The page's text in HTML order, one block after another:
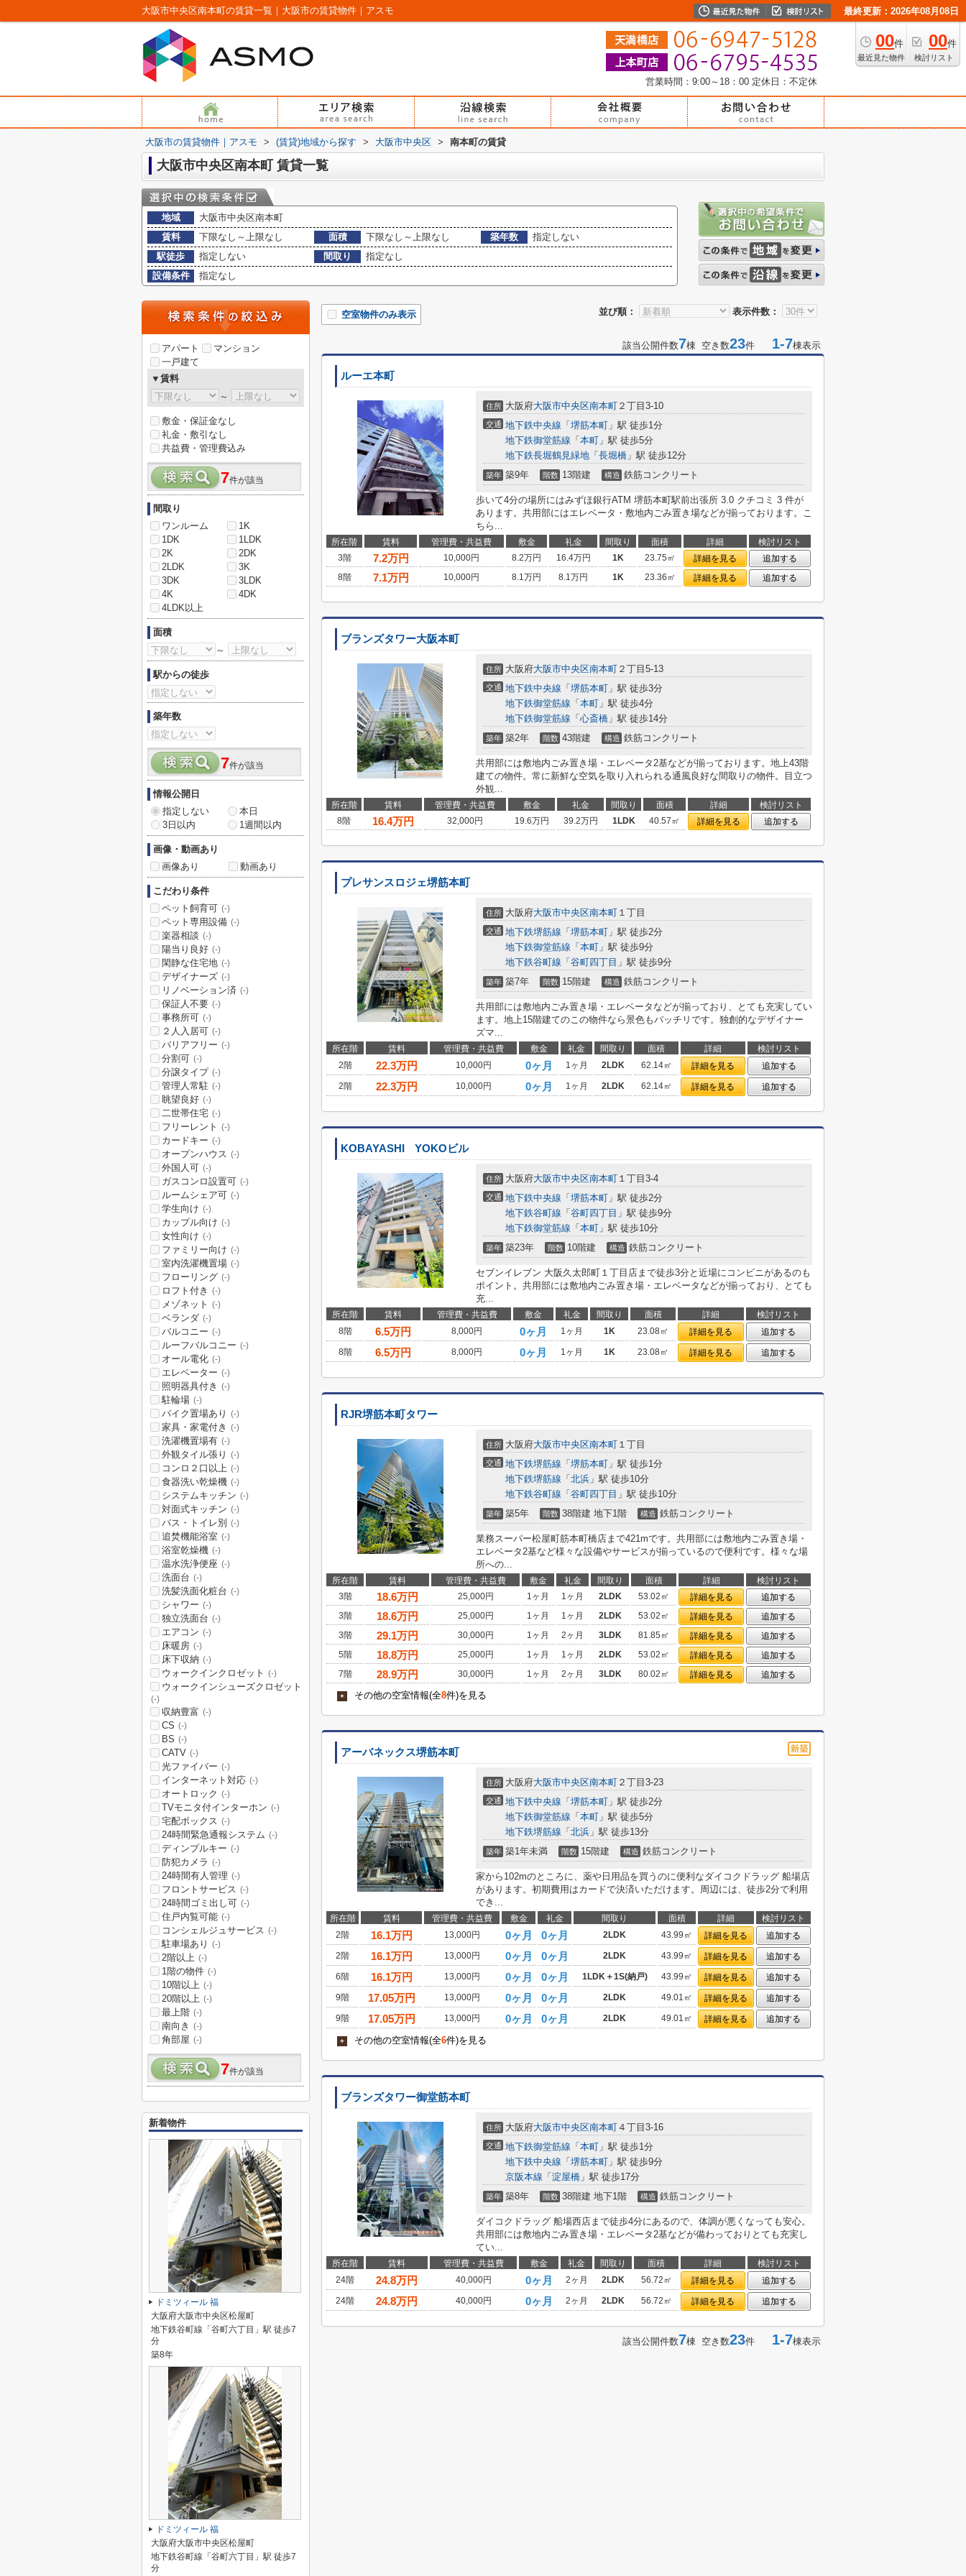
大阪市中央区南本町の賃貸一覧｜大阪市の賃貸物件｜アスモ 最終更新：2026年08月08日
00件
最近見た物件
00件
検討リスト
営業時間：9:00～18：00 定休日：不定休
大阪市の賃貸物件｜アスモ > (賃貸)地域から探す > 大阪市中央区 > 南本町の賃貸
大阪市中央区南本町 賃貸一覧
地域
大阪市中央区南本町
賃料
下限なし～上限なし 面積 下限なし～上限なし 築年数
指定しない
駅徒歩
指定しない 間取り
指定なし
設備条件
指定なし
並び順： 表示件数：
空室物件のみ表示
該当公開件数7棟 空き数23件 1-7棟表示
ルーエ本町
住所 大阪府大阪市中央区南本町 ２丁目3-10
交通 地下鉄中央線 「 堺筋本町 」駅 徒歩1分
地下鉄御堂筋線 「 本町 」駅 徒歩5分
地下鉄長堀鶴見緑地 「 長堀橋 」駅 徒歩12分
築年 築9年 階数 13階建 構造 鉄筋コンクリート
歩いて4分の場所にはみずほ銀行ATM 堺筋本町駅前出張所 3.0 クチコミ 3 件が
あります。共用部にはエレベータ・敷地内ごみ置き場などが揃っております。こ
ちら...
所在階 賃料 管理費・共益費 敷金 礼金 間取り 面積 詳細
検討リスト
3階
7.2万円 10,000円 8.2万円 16.4万円 1K 23.75㎡ 詳細を見る
追加する
8階
7.1万円 10,000円 8.1万円 8.1万円 1K 23.36㎡ 詳細を見る 追加する
ブランズタワー大阪本町
住所 大阪府大阪市中央区南本町 ２丁目5-13
交通 地下鉄中央線 「 堺筋本町 」駅 徒歩3分
地下鉄御堂筋線 「 本町 」駅 徒歩4分
地下鉄御堂筋線 「 心斎橋 」駅 徒歩14分
築年 築2年 階数 43階建 構造 鉄筋コンクリート
共用部には敷地内ごみ置き場・エレベータ2基などが揃っております。地上43階
建ての物件。常に新鮮な空気を取り入れられる通風良好な間取りの物件。目立つ
外観...
所在階 賃料 管理費・共益費 敷金 礼金 間取り 面積 詳細
検討リスト
8階
16.4万円 32,000円 19.6万円 39.2万円 1LDK 40.57㎡ 詳細を見る 追加する
プレサンスロジェ堺筋本町
住所 大阪府大阪市中央区南本町 １丁目
交通 地下鉄堺筋線 「 堺筋本町 」駅 徒歩2分
地下鉄御堂筋線 「 本町 」駅 徒歩9分
地下鉄谷町線 「 谷町四丁目 」駅 徒歩9分
築年 築7年 階数 15階建 構造 鉄筋コンクリート
共用部には敷地内ごみ置き場・エレベータなどが揃っており、とても充実してい
ます。地上15階建てのこの物件なら景色もバッチリです。独創的なデザイナー
ズマ...
所在階 賃料 管理費・共益費 敷金 礼金 間取り 面積 詳細
検討リスト
2階
22.3万円 10,000円 0ヶ月 1ヶ月 2LDK 62.14㎡ 詳細を見る
追加する
2階
22.3万円 10,000円 0ヶ月 1ヶ月 2LDK 62.14㎡ 詳細を見る 追加する
KOBAYASHI YOKOビル
住所 大阪府大阪市中央区南本町 １丁目3-4
交通 地下鉄中央線 「 堺筋本町 」駅 徒歩2分
地下鉄谷町線 「 谷町四丁目 」駅 徒歩9分
地下鉄御堂筋線 「 本町 」駅 徒歩10分
築年 築23年 階数 10階建 構造 鉄筋コンクリート
セブンイレブン 大阪久太郎町１丁目店まで徒歩3分と近場にコンビニがあるのも
ポイント。共用部には敷地内ごみ置き場・エレベータなどが揃っており、とても
充...
所在階 賃料 管理費・共益費 敷金 礼金 間取り 面積 詳細
検討リスト
8階
6.5万円 8,000円 0ヶ月 1ヶ月 1K 23.08㎡ 詳細を見る
追加する
8階
6.5万円 8,000円 0ヶ月 1ヶ月 1K 23.08㎡ 詳細を見る 追加する
RJR堺筋本町タワー
住所 大阪府大阪市中央区南本町 １丁目
交通 地下鉄堺筋線 「 堺筋本町 」駅 徒歩1分
地下鉄堺筋線 「 北浜 」駅 徒歩10分
地下鉄谷町線 「 谷町四丁目 」駅 徒歩10分
築年 築5年 階数 38階建 地下1階 構造 鉄筋コンクリート
業務スーパー松屋町筋本町橋店まで421mです。共用部には敷地内ごみ置き場・
エレベータ2基など様々な設備やサービスが揃っているので便利です。様々な場
所への...
所在階 賃料 管理費・共益費 敷金 礼金 間取り 面積 詳細
検討リスト
3階
18.6万円 25,000円 1ヶ月 1ヶ月 2LDK 53.02㎡ 詳細を見る
追加する
3階
18.6万円 25,000円 1ヶ月 1ヶ月 2LDK 53.02㎡ 詳細を見る
追加する
3階
29.1万円 30,000円 1ヶ月 2ヶ月 3LDK 81.85㎡ 詳細を見る
追加する
5階
18.8万円 25,000円 1ヶ月 1ヶ月 2LDK 53.02㎡ 詳細を見る
追加する
7階
28.9万円 30,000円 1ヶ月 2ヶ月 3LDK 80.02㎡ 詳細を見る 追加する
+ その他の空室情報(全8件)を見る
アーバネックス堺筋本町
住所 大阪府大阪市中央区南本町 ２丁目3-23
交通 地下鉄中央線 「 堺筋本町 」駅 徒歩2分
地下鉄御堂筋線 「 本町 」駅 徒歩5分
地下鉄堺筋線 「 北浜 」駅 徒歩13分
築年 築1年未満 階数 15階建 構造 鉄筋コンクリート
家から102mのところに、薬や日用品を買うのに便利なダイコクドラッグ 船場店
があります。初期費用はカードで決済いただけます。周辺には、徒歩2分で利用
でき...
所在階 賃料 管理費・共益費 敷金 礼金 間取り 面積 詳細
検討リスト
2階
16.1万円 13,000円 0ヶ月 0ヶ月 2LDK 43.99㎡ 詳細を見る
追加する
2階
16.1万円 13,000円 0ヶ月 0ヶ月 2LDK 43.99㎡ 詳細を見る
追加する
6階
16.1万円 13,000円 0ヶ月 0ヶ月 1LDK＋1S(納戸) 43.99㎡ 詳細を見る
追加する
9階
17.05万円 13,000円 0ヶ月 0ヶ月 2LDK 49.01㎡ 詳細を見る
追加する
9階
17.05万円 13,000円 0ヶ月 0ヶ月 2LDK 49.01㎡ 詳細を見る 追加する
+ その他の空室情報(全6件)を見る
ブランズタワー御堂筋本町
住所 大阪府大阪市中央区南本町 ４丁目3-16
交通 地下鉄御堂筋線 「 本町 」駅 徒歩1分
地下鉄中央線 「 堺筋本町 」駅 徒歩9分
京阪本線 「 淀屋橋 」駅 徒歩17分
築年 築8年 階数 38階建 地下1階 構造 鉄筋コンクリート
ダイコクドラッグ 船場西店まで徒歩4分にあるので、体調が悪くなっても安心。
共用部には敷地内ごみ置き場・エレベータ2基などが備わっておりとても充実し
てい...
所在階 賃料 管理費・共益費 敷金 礼金 間取り 面積 詳細
検討リスト
24階
24.8万円 40,000円 0ヶ月 2ヶ月 2LDK 56.72㎡ 詳細を見る
追加する
24階
24.8万円 40,000円 0ヶ月 2ヶ月 2LDK 56.72㎡ 詳細を見る 追加する
該当公開件数7棟 空き数23件 1-7棟表示
アパート
マンション
一戸建て
▼賃料
～
敷金・保証金なし
礼金・敷引なし
共益費・管理費込み
7件が該当
間取り
ワンルーム
1K
1DK
1LDK
2K
2DK
2LDK
3K
3DK
3LDK
4K
4DK
4LDK以上
面積
～
駅からの徒歩
築年数
7件が該当
情報公開日
指定しない
本日
3日以内
1週間以内
画像・動画あり
画像あり
動画あり
こだわり条件
ペット飼育可 (-)
ペット専用設備 (-)
楽器相談 (-)
陽当り良好 (-)
閑静な住宅地 (-)
デザイナーズ (-)
リノベーション済 (-)
保証人不要 (-)
事務所可 (-)
２人入居可 (-)
バリアフリー (-)
分割可 (-)
分譲タイプ (-)
管理人常駐 (-)
眺望良好 (-)
二世帯住宅 (-)
フリーレント (-)
カードキー (-)
オープンハウス (-)
外国人可 (-)
ガスコンロ設置可 (-)
ルームシェア可 (-)
学生向け (-)
カップル向け (-)
女性向け (-)
ファミリー向け (-)
室内洗濯機置場 (-)
フローリング (-)
ロフト付き (-)
メゾネット (-)
ベランダ (-)
バルコニー (-)
ルーフバルコニー (-)
オール電化 (-)
エレベーター (-)
照明器具付き (-)
駐輪場 (-)
バイク置場あり (-)
家具・家電付き (-)
洗濯機置場有 (-)
外観タイル張り (-)
コンロ２口以上 (-)
食器洗い乾燥機 (-)
システムキッチン (-)
対面式キッチン (-)
バス・トイレ別 (-)
追焚機能浴室 (-)
浴室乾燥機 (-)
温水洗浄便座 (-)
洗面台 (-)
洗髪洗面化粧台 (-)
シャワー (-)
独立洗面台 (-)
エアコン (-)
床暖房 (-)
床下収納 (-)
ウォークインクロゼット (-)
ウォークインシューズクロゼット
(-)
収納豊富 (-)
CS (-)
BS (-)
CATV (-)
光ファイバー (-)
インターネット対応 (-)
オートロック (-)
TVモニタ付インターホン (-)
宅配ボックス (-)
24時間緊急通報システム (-)
ディンプルキー (-)
防犯カメラ (-)
24時間有人管理 (-)
フロントサービス (-)
24時間ゴミ出し可 (-)
住戸内覧可能 (-)
コンシェルジュサービス (-)
駐車場あり (-)
2階以上 (-)
1階の物件 (-)
10階以上 (-)
20階以上 (-)
最上階 (-)
南向き (-)
角部屋 (-)
7件が該当
新着物件
ドミツィール 福
大阪府大阪市中央区松屋町
地下鉄谷町線「谷町六丁目」駅 徒歩7
分
築8年
ドミツィール 福
大阪府大阪市中央区松屋町
地下鉄谷町線「谷町六丁目」駅 徒歩7
分